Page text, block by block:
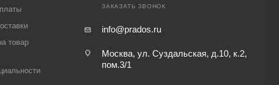
товар
ЗАКАЗАТЬ ЗВОНОК
info@prados.ru
Москва, ул. Суздальская, д.10, к.2,
пом.3/1